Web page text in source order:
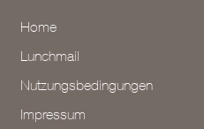
Home
Lunchmail
Nutzungsbedingungen
Impressum